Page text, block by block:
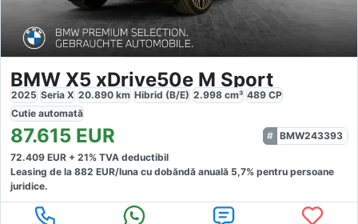
BMW X5 xDrive50e M Sport
2025 Seria X 20.890 km Hibrid (B/E) 2.998 cm³ 489 CP
Cutie automată
87.615 EUR
BMW243393
72.409 EUR + 21% TVA deductibil
Leasing de la 882 EUR/luna cu dobăndă anuală 5,7% pentru persoane
juridice.